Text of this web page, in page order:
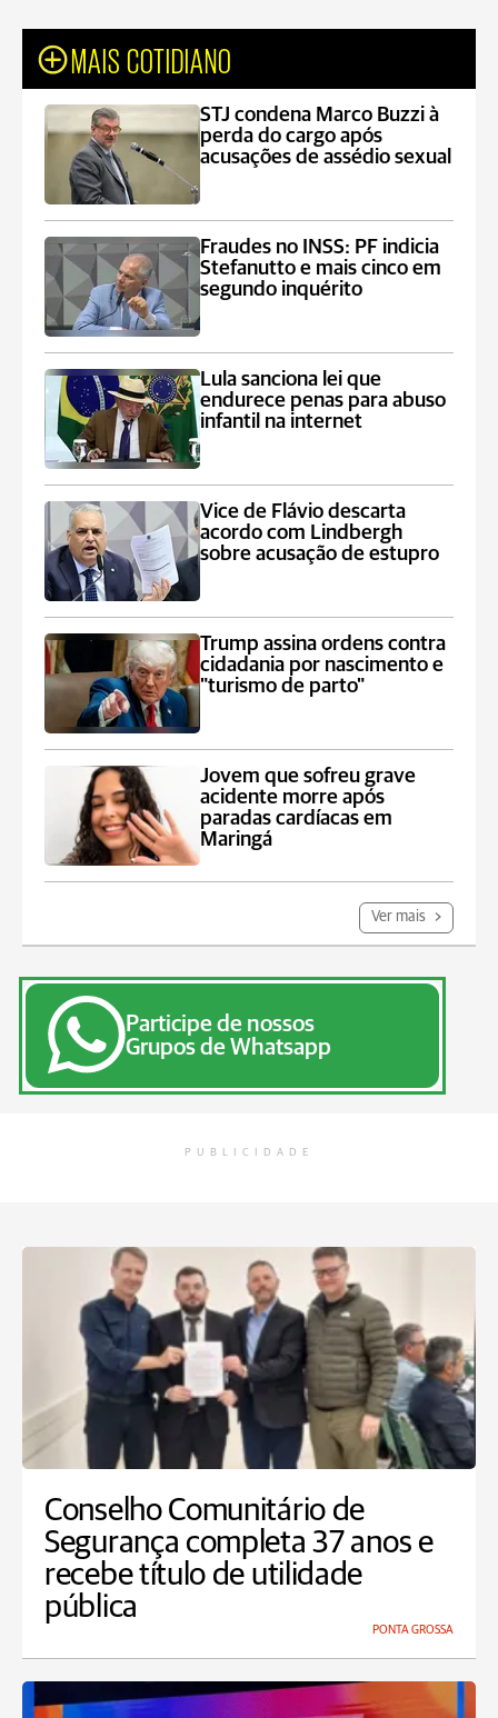
MAIS COTIDIANO
STJ condena Marco Buzzi à
perda do cargo após
acusações de assédio sexual
Fraudes no INSS: PF indicia
Stefanutto e mais cinco em
segundo inquérito
Lula sanciona lei que
endurece penas para abuso
infantil na internet
Vice de Flávio descarta
acordo com Lindbergh
sobre acusação de estupro
Trump assina ordens contra
cidadania por nascimento e
"turismo de parto"
Jovem que sofreu grave
acidente morre após
paradas cardíacas em
Maringá
Ver mais
Participe de nossos
Grupos de Whatsapp
PUBLICIDADE
Conselho Comunitário de
Segurança completa 37 anos e
recebe título de utilidade
pública
PONTA GROSSA